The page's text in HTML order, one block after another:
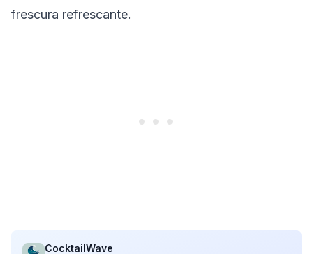
frescura refrescante.
CocktailWave